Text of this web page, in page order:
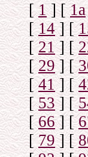
[1] [1а
[14] [
[21] [
[29] [
[41] [
[53] [
[66] [
[79] [